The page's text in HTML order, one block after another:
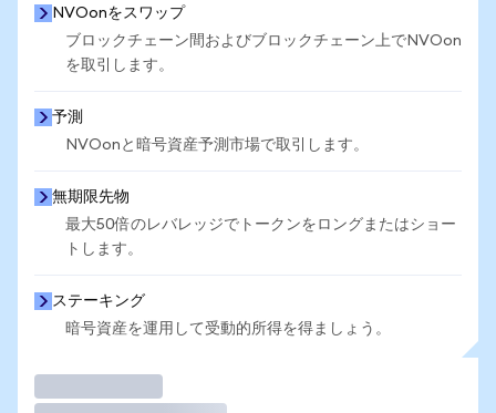
NVOonをスワップ
ブロックチェーン間およびブロックチェーン上でNVOon
を取引します。
予測
NVOonと暗号資産予測市場で取引します。
無期限先物
最大50倍のレバレッジでトークンをロングまたはショー
トします。
ステーキング
暗号資産を運用して受動的所得を得ましょう。